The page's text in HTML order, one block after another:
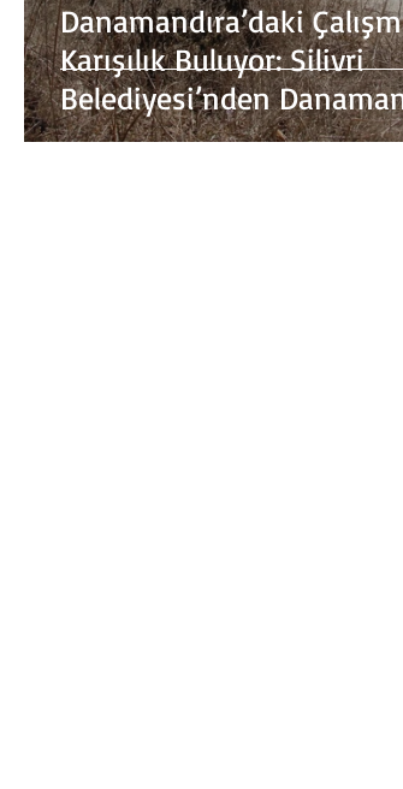
Danamandıra’daki
Karışılık Buluyor: Silivri
Belediyesi’nden
Hamlesi